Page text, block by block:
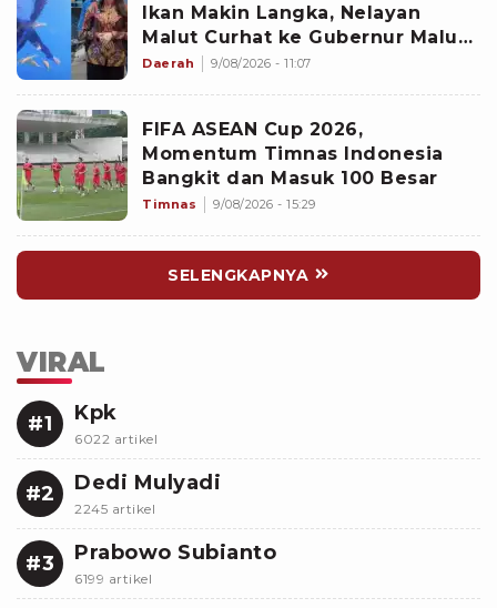
Ikan Makin Langka, Nelayan
Malut Curhat ke Gubernur Malut
Sherly Tjoanda soal Rumpon
Daerah 9/08/2026 - 11:07
FIFA ASEAN Cup 2026,
Momentum Timnas Indonesia
Bangkit dan Masuk 100 Besar
Timnas 9/08/2026 - 15:29
SELENGKAPNYA
VIRAL
#1 Kpk
6022 artikel
#2 Dedi Mulyadi
2245 artikel
#3 Prabowo Subianto
6199 artikel